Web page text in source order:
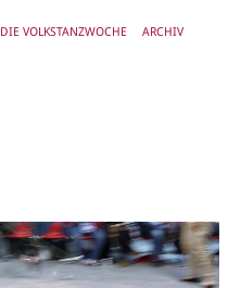
DIE VOLKSTANZWOCHE ARCHIV